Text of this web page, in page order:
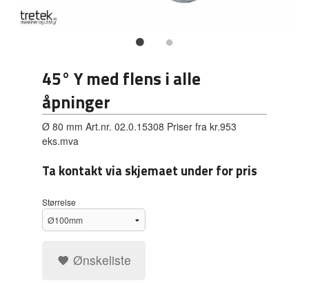
45° Y med flens i alle
åpninger
Ø 80 mm Art.nr. 02.0.15308 Priser fra kr.953
eks.mva
Ta kontakt via skjemaet under for pris
Størrelse
Ønskeliste